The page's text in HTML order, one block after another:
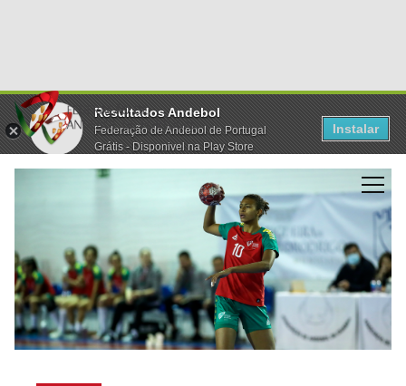
Resultados Andebol
Federação de Andebol de Portugal
Grátis - Disponivel na Play Store
Instalar